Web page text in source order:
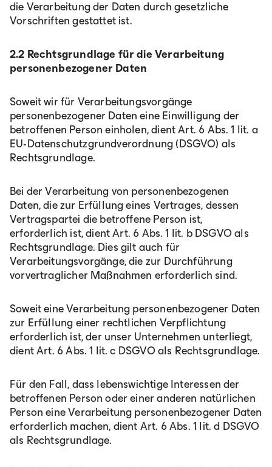
die Verarbeitung der Daten durch gesetzliche
Vorschriften gestattet ist.
2.2 Rechtsgrundlage für die Verarbeitung
personenbezogener Daten
Soweit wir für Verarbeitungsvorgänge
personenbezogener Daten eine Einwilligung der
betroffenen Person einholen, dient Art. 6 Abs. 1 lit. a
EU-Datenschutzgrundverordnung (DSGVO) als
Rechtsgrundlage.
Bei der Verarbeitung von personenbezogenen
Daten, die zur Erfüllung eines Vertrages, dessen
Vertragspartei die betroffene Person ist,
erforderlich ist, dient Art. 6 Abs. 1 lit. b DSGVO als
Rechtsgrundlage. Dies gilt auch für
Verarbeitungsvorgänge, die zur Durchführung
vorvertraglicher Maßnahmen erforderlich sind.
Soweit eine Verarbeitung personenbezogener Daten
zur Erfüllung einer rechtlichen Verpflichtung
erforderlich ist, der unser Unternehmen unterliegt,
dient Art. 6 Abs. 1 lit. c DSGVO als Rechtsgrundlage.
Für den Fall, dass lebenswichtige Interessen der
betroffenen Person oder einer anderen natürlichen
Person eine Verarbeitung personenbezogener Daten
erforderlich machen, dient Art. 6 Abs. 1 lit. d DSGVO
als Rechtsgrundlage.
Deutschland
Deutsch
Österreich
Deutsch
Italia
Italiano
România
Lb. română